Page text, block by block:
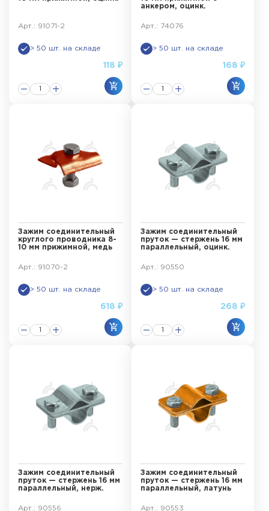
Арт.: 91071-2
> 50 шт. на складе
118 ₽
анкером, оцинк.
Арт.: 74076
> 50 шт. на складе
168 ₽
Зажим соединительный
круглого проводника 8-
10 мм прижимной, медь
Арт.: 91070-2
> 50 шт. на складе
618 ₽
Зажим соединительный
пруток — стержень 16 мм
параллельный, оцинк.
Арт.: 90550
> 50 шт. на складе
268 ₽
Зажим соединительный
пруток — стержень 16 мм
параллельный, нерж.
Арт.: 90556
Зажим соединительный
пруток — стержень 16 мм
параллельный, латунь
Арт.: 90553